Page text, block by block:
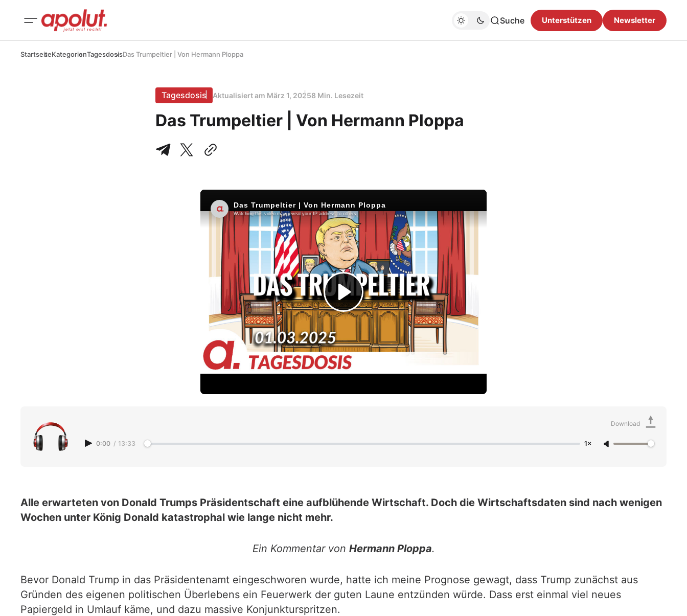
Suche Unterstützen Newsletter
StartseiteKategorienTagesdosisDas Trumpeltier | Von Hermann Ploppa
Tagesdosis Aktualisiert am März 1, 20258 Min. Lesezeit
Das Trumpeltier | Von Hermann Ploppa
0:00 / 13:33 1×
Download
Alle erwarteten von Donald Trumps Präsidentschaft eine aufblühende Wirtschaft. Doch die Wirtschaftsdaten sind nach wenigen
Wochen unter König Donald katastrophal wie lange nicht mehr.
Ein Kommentar von Hermann Ploppa.
Bevor Donald Trump in das Präsidentenamt eingeschworen wurde, hatte ich meine Prognose gewagt, dass Trump zunächst aus
Gründen des eigenen politischen Überlebens ein Feuerwerk der guten Laune entzünden würde. Dass erst einmal viel neues
Papiergeld in Umlauf käme, und dazu massive Konjunkturspritzen.